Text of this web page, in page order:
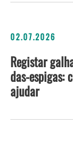
02.07.2026
Registar
das-espigas:
ajudar